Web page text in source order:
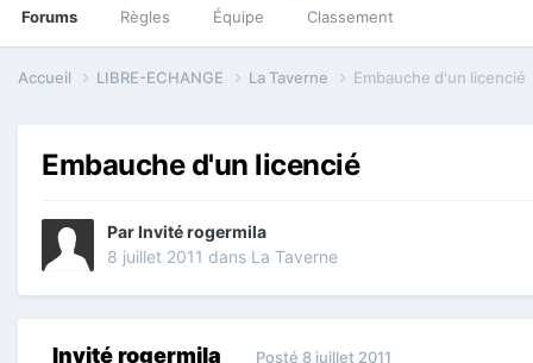
Forums Règles Équipe Classement
Accueil LIBRE-ECHANGE La Taverne Embauche d'un licencié
Embauche d'un licencié
Par Invité rogermila
8 juillet 2011 dans La Taverne
Invité rogermila Posté 8 juillet 2011